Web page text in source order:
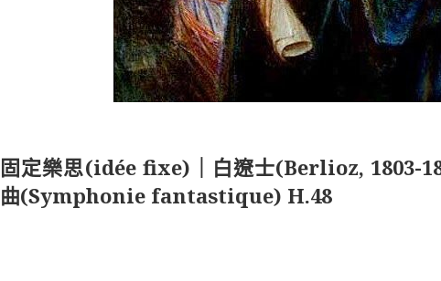
固定樂思(idée fixe)｜白遼士(Berlioz, 1803-
曲(Symphonie fantastique) H.48